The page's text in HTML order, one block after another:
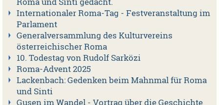
Internationaler Roma-Tag - Festveranstaltung im
Parlament
Generalversammlung des Kulturvereins
österreichischer Roma
10. Todestag von Rudolf Sarközi
Roma-Advent 2025
Lackenbach: Gedenken beim Mahnmal für Roma
und Sinti
Gusen im Wandel - Vortrag über die Geschichte